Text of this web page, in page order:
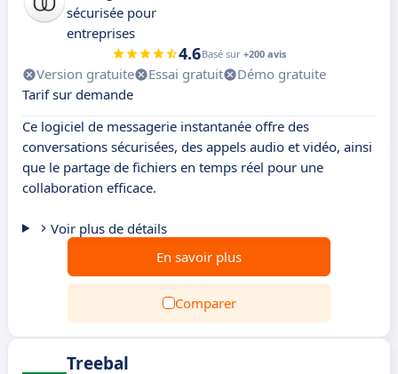
sécurisée pour
entreprises
4.6Basé sur +200 avis
Version gratuite Essai gratuit
Démo gratuite
Tarif sur demande
Ce logiciel de messagerie instantanée offre des
conversations sécurisées, des appels audio et vidéo, ainsi
que le partage de fichiers en temps réel pour une
collaboration efficace.
Voir plus de détails
En savoir plus
Comparer
Treebal